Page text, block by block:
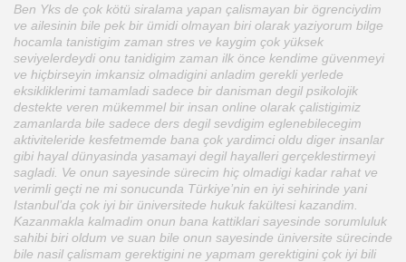
Ben Yks de çok kötü siralama yapan çalismayan bir ögrenciydim
ve ailesinin bile pek bir ümidi olmayan biri olarak yaziyorum bilge
hocamla tanistigim zaman stres ve kaygim çok yüksek
seviyelerdeydi onu tanidigim zaman ilk önce kendime güvenmeyi
ve hiçbirseyin imkansiz olmadigini anladim gerekli yerlede
eksikliklerimi tamamladi sadece bir danisman degil psikolojik
destekte veren mükemmel bir insan online olarak çalistigimiz
zamanlarda bile sadece ders degil sevdigim eglenebilecegim
aktiviteleride kesfetmemde bana çok yardimci oldu diger insanlar
gibi hayal dünyasinda yasamayi degil hayalleri gerçeklestirmeyi
sagladi. Ve onun sayesinde sürecim hiç olmadigi kadar rahat ve
verimli geçti ne mi sonucunda Türkiye’nin en iyi sehirinde yani
Istanbul’da çok iyi bir üniversitede hukuk fakültesi kazandim.
Kazanmakla kalmadim onun bana kattiklari sayesinde sorumluluk
sahibi biri oldum ve suan bile onun sayesinde üniversite sürecinde
bile nasil çalismam gerektigini ne yapmam gerektigini çok iyi bili